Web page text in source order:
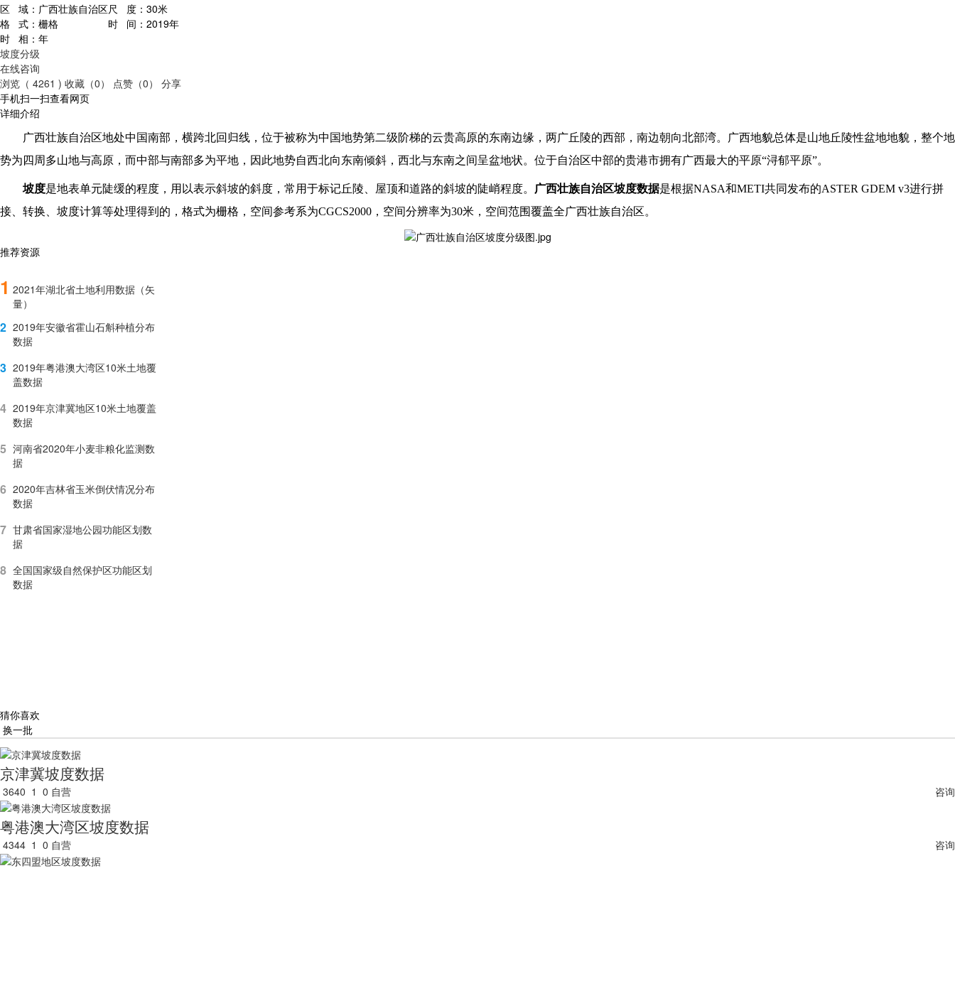
区 域： 广西壮族自治区尺 度： 30米
格 式： 栅格 时 间： 2019年
时 相： 年
坡度分级
在线咨询
浏览（ 4261 ) 收藏（0） 点赞（0）
分享
手机扫一扫查看网页
详细介绍
广西壮族自治区地处中国南部，横跨北回归线，位于被称为中国地势第二级阶梯的云贵高原的东南边缘，两广丘陵的西部，南边朝向北部湾。广西地貌总体是山地丘陵性盆地地貌，整个地
势为四周多山地与高原，而中部与南部多为平地，因此地势自西北向东南倾斜，西北与东南之间呈盆地状。位于自治区中部的贵港市拥有广西最大的平原“浔郁平原”。
坡度是地表单元陡缓的程度，用以表示斜坡的斜度，常用于标记丘陵、屋顶和道路的斜坡的陡峭程度。 广西壮族自治区坡度数据是根据NASA和METI共同发布的ASTER GDEM v3进行拼
接、转换、坡度计算等处理得到的，格式为栅格，空间参考系为CGCS2000，空间分辨率为30米，空间范围覆盖全广西壮族自治区。
推荐资源
1 2021年湖北省土地利用数据（矢
量）
2 2019年安徽省霍山石斛种植分布
数据
3 2019年粤港澳大湾区10米土地覆
盖数据
4 2019年京津冀地区10米土地覆盖
数据
5 河南省2020年小麦非粮化监测数
据
6 2020年吉林省玉米倒伏情况分布
数据
7 甘肃省国家湿地公园功能区划数
据
8 全国国家级自然保护区功能区划
数据
猜你喜欢
换一批
京津冀坡度数据
3640 1 0 自营 咨询
粤港澳大湾区坡度数据
4344 1 0 自营 咨询